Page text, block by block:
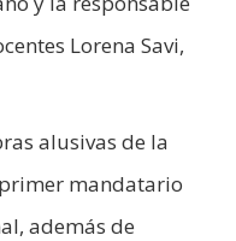
Lorena Savi,
alusivas de la
mandatario
además de